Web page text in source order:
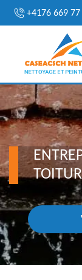
+4176 669 77